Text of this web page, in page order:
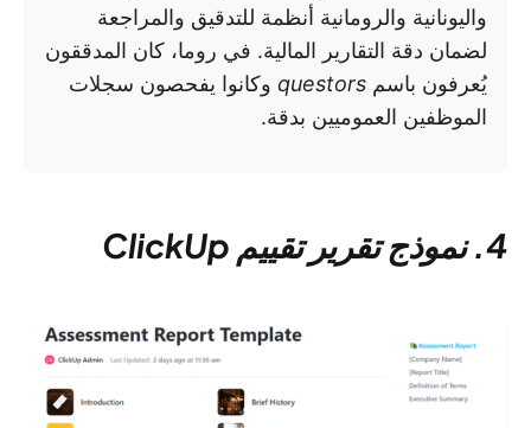
واليونانية والرومانية أنظمة للتدقيق والمراجعة
لضمان دقة التقارير المالية. في روما، كان المدققون
يُعرفون باسم questors وكانوا يفحصون سجلات
الموظفين العموميين بدقة.
4. نموذج تقرير تقييم ClickUp